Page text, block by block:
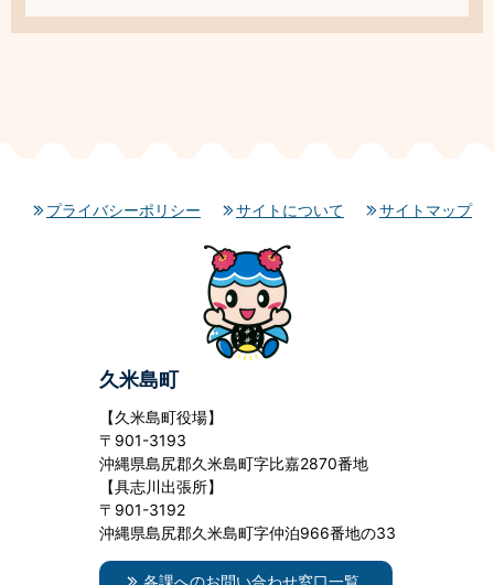
プライバシーポリシー サイトについて サイトマップ
久米島町
【久米島町役場】
〒901-3193
沖縄県島尻郡久米島町字比嘉2870番地
【具志川出張所】
〒901-3192
沖縄県島尻郡久米島町字仲泊966番地の33